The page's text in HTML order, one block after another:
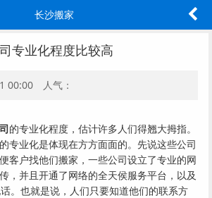
长沙搬家
专业化程度比较高
00:00 人气：
的专业化程度，估计许多人们得翘大拇指。
专业化是体现在方方面面的。先说这些公司
客户找他们搬家，一些公司设立了专业的网
，并且开通了网络的全天侯服务平台，以及
。也就是说，人们只要知道他们的联系方